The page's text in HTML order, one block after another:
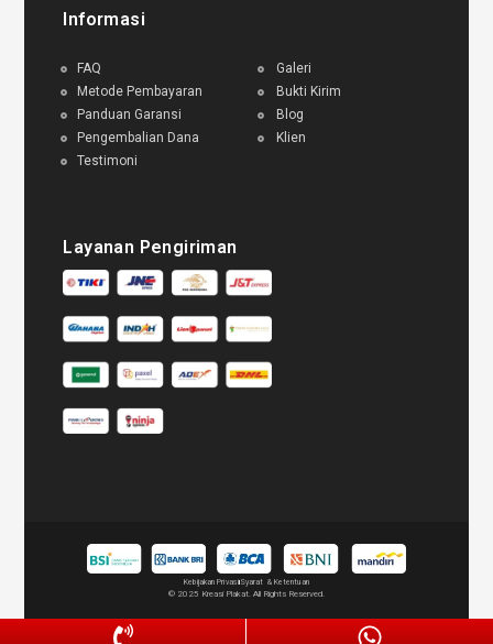
Informasi
FAQ
Metode Pembayaran
Panduan Garansi
Pengembalian Dana
Testimoni
Galeri
Bukti Kirim
Blog
Klien
Layanan Pengiriman
Kebijakan PrivasiSyarat & Ketentuan
© 2025 Kreasi Plakat. All Rights Reserved.